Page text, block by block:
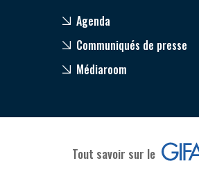
Agenda
Communiqués de presse
Médiaroom
Tout savoir sur le